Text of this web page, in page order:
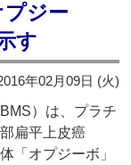
プジー
す
年02月09日 (火)
）は、プラチ
扁平上皮癌
「オプジーボ」